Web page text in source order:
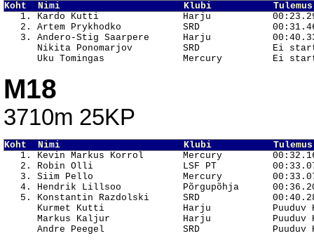
Koht  Nimi                      Klubi
1. Kardo Kutti               Harju
2. Artem Prykhodko           SRD
3. Andero-Stig Saarpere      Harju
Nikita Ponomarjov         SRD             Ei
M18
3710m 25KP
Koht  Nimi                      Klubi
1. Kevin Markus Korrol       Mercury
2. Robin Olli                LSF PT
3. Siim Pello                Mercury
4. Hendrik Lillsoo           Põrgupõhja
5. Konstantin Razdolski      SRD
Kurmet Kutti              Harju           Puuduv
Markus Kaljur             Harju           Puuduv